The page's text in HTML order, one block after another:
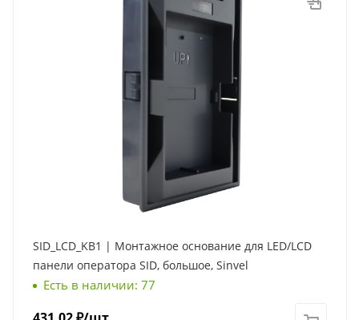
SID_LCD_KB1 | Монтажное основание для LED/LCD
панели оператора SID, большое, Sinvel
Есть в наличии: 77